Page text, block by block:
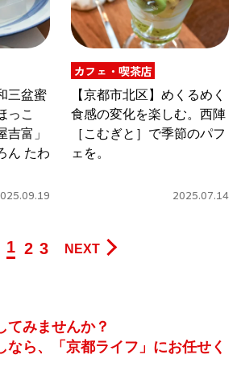
三盆蜜
っこ
吉富」
ん たわ
カフェ・喫茶店
【京都市北区】めくるめく
食感の変化を楽しむ。西陣
［こむぎと］で季節のパフ
ェを。
2025.07.14
1 2 3 NEXT
てみませんか？
なら、「京都ライフ」にお任せく